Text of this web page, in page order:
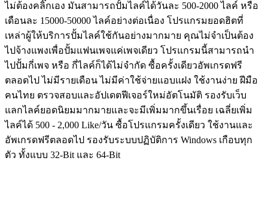
ไม่ต้องคลิ๊กเอง มันสามารถปั้มไลค์ได้วันละ 500-2000 ไลค์ หรือ
เดือนละ 15000-50000 ไลค์อย่างต่อเนื่อง โปรแกรมยอดฮิตที่
เหล่าผู้ให้บริการปั้มไลค์ใช้กันอย่างมากมาย คุณไม่จำเป็นต้อง
ไปจ้างแพงเพื่อปั้มแฟนเพจแค่เพจเดียว โปรแกรมนี้สามารถนำ
ไปปั้มกี่เพจ หรือ กี่ไลค์ก็ได้ไม่จำกัด ซื้อครั้งเดียวอัพเกรดฟรี
ตลอดไป ไม่มีรายเดือน ไม่มีค่าใช้จ่ายแอบแฝง ใช้งานง่าย ฝีมือ
คนไทย ตรวจสอบและอัปเดตฟีเจอร์ใหม่อัตโนมัติ รองรับเว็บ
แลกไลค์ยอดนิยมมากมายและจะมีเพิ่มมากขึ้นเรื่อย เฉลี่ยเพิ่ม
ไลค์ได้ 500 - 2,000 Like/วัน ซื้อโปรแกรมครั้งเดียว ใช้งานและ
อัพเกรดฟรีตลอดไป รองรับระบบปฏิบัติการ Windows เกือบทุก
ตัว ทั้งแบบ 32-Bit และ 64-Bit